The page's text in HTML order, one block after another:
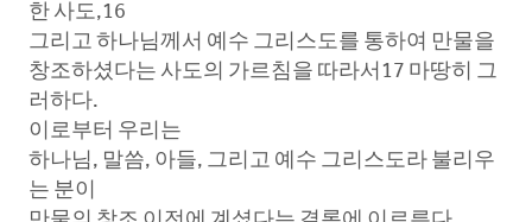
한 사도,16
그리고 하나님께서 예수 그리스도를 통하여 만물을
창조하셨다는 사도의 가르침을 따라서17 마땅히 그
러하다.
이로부터 우리는
하나님, 말씀, 아들, 그리고 예수 그리스도라 불리우
는 분이